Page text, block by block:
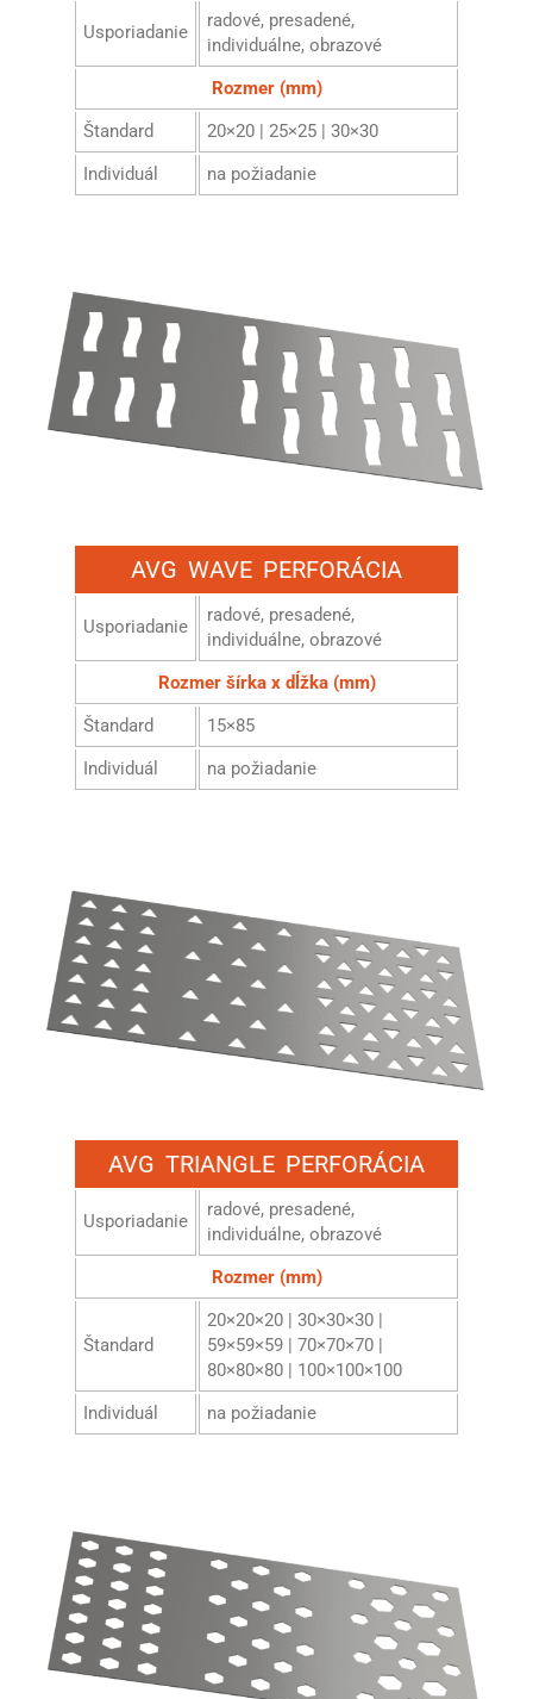
Usporiadanie
radové, presadené,
individuálne, obrazové
Rozmer (mm)
Štandard
20×20 | 25×25 | 30×30
Individuál
na požiadanie
AVG WAVE PERFORÁCIA
Usporiadanie
radové, presadené,
individuálne, obrazové
Rozmer šírka x dĺžka (mm)
Štandard
15×85
Individuál
na požiadanie
AVG TRIANGLE PERFORÁCIA
Usporiadanie
radové, presadené,
individuálne, obrazové
Rozmer (mm)
Štandard
20×20×20 | 30×30×30 |
59×59×59 | 70×70×70 |
80×80×80 | 100×100×100
Individuál
na požiadanie